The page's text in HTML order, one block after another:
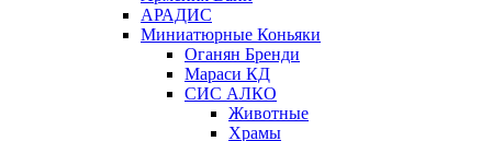
АРАДИС
Миниатюрные Коньяки
Оганян Бренди
Мараси КД
СИС АЛКО
Животные
Храмы